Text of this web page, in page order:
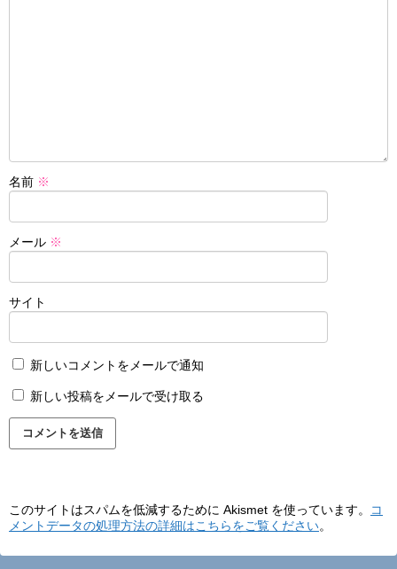
名前 ※
メール ※
サイト
新しいコメントをメールで通知
新しい投稿をメールで受け取る
このサイトはスパムを低減するために Akismet を使っています。
コ
メントデータの処理方法の詳細はこちらをご覧ください。